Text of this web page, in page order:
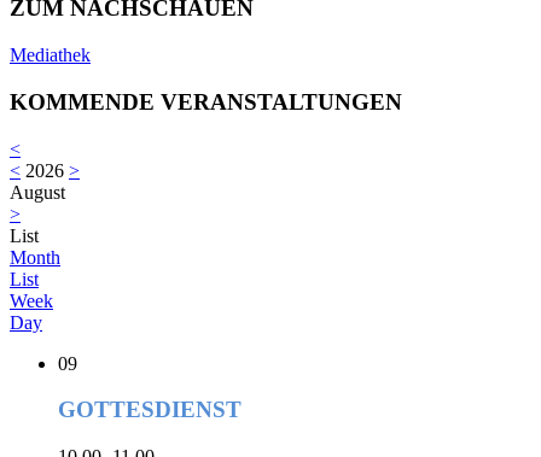
ZUM NACHSCHAUEN
Mediathek
KOMMENDE VERANSTALTUNGEN
<
< 2026 >
August
>
List
Month
List
Week
Day
09
GOTTESDIENST